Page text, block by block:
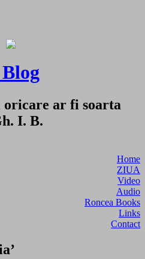
oricare ar fi soarta
I. B.
Home
ZIUA
Video
Audio
Roncea Books
Links
Contact